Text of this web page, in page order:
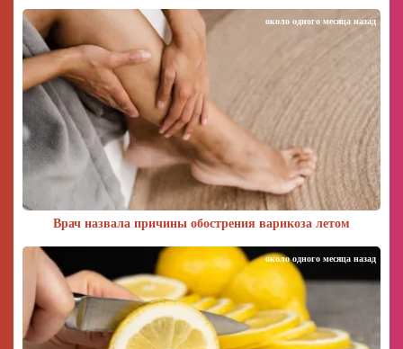
Врач назвала причины обострения варикоза летом
около одного месяца назад
около одного месяца назад